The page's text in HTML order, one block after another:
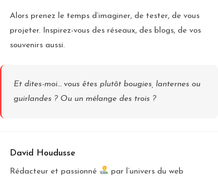
Alors prenez le temps d’imaginer, de tester, de vous
projeter. Inspirez-vous des réseaux, des blogs, de vos
souvenirs aussi.
Et dites-moi… vous êtes plutôt bougies, lanternes ou
guirlandes ? Ou un mélange des trois ?
David Houdusse
Rédacteur et passionné
par l’univers du web